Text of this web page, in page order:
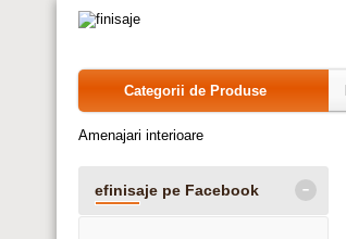
Categorii de Produse
Amenajari interioare
efinisaje pe Facebook -